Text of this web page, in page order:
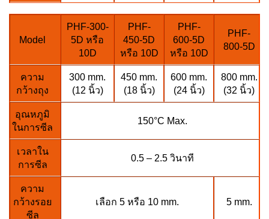
Model
PHF-300-
5D หรือ
10D
PHF-
450-5D
หรือ 10D
PHF-
600-5D
หรือ 10D
PHF-
800-5D
ความ
กว้างถุง
300 mm.
(12 นิ้ว)
450 mm.
(18 นิ้ว)
600 mm.
(24 นิ้ว)
800 mm.
(32 นิ้ว)
อุณหภูมิ
ในการซีล
150°C Max.
เวลาใน
การซีล
0.5 – 2.5 วินาที
ความ
กว้างรอย
ซีล
เลือก 5 หรือ 10 mm. 5 mm.